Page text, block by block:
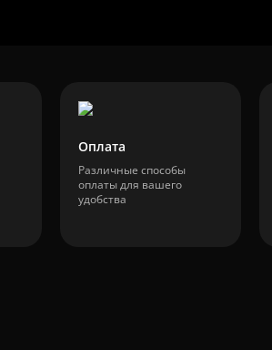
Оплата
Различные способы
оплаты для вашего
удобства